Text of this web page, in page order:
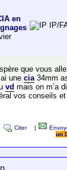
en
IP/
que vous
une cia34mm
vd mais on m’a
vos conseils
Citer
un